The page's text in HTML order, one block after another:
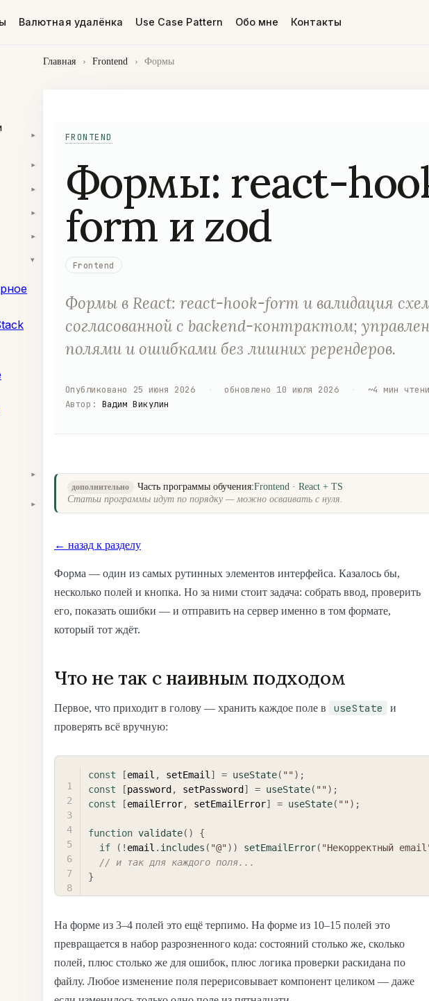
Валютная удалёнка Use Case Pattern Обо мне Контакты
▾
▾
▾
▾
▾
▾
▾
▾
Главная › Frontend › Формы
FRONTEND
Формы: react-
form и zod
Frontend
Формы в React: react-hook-form и валидация
согласованной с backend-контрактом;
полями и ошибками без лишних ререндеров.
Опубликовано 25 июня 2026 обновлено 10 июля 2026 ~4 мин
Автор : Вадим Викулин
дополнительно Часть программы обучения:Frontend · React + TS
Статьи программы идут по порядку — можно осваивать с нуля.
← назад к разделу
Форма — один из самых рутинных элементов интерфейса. Казалось бы,
несколько полей и кнопка. Но за ними стоит задача: собрать ввод, проверить
его, показать ошибки — и отправить на сервер именно в том формате,
который тот ждёт.
Что не так с наивным подходом
Первое, что приходит в голову — хранить каждое поле в useState
и
проверять всё вручную:
const [email , setEmail ] = useState( "") ;
const
[password, setPassword] = useState( "") ;
const
[emailError, setEmailError] = useState( "") ;
function validate( )
{
if
( ! email . includes ( "@") ) setEmailError( "Некорректный
// и так для каждого поля...
}
На форме из 3–4 полей это ещё терпимо. На форме из 10–15 полей это
превращается в набор разрозненного кода: состояний столько же, сколько
полей, плюс столько же для ошибок, плюс логика проверки раскидана по
файлу. Любое изменение поля перерисовывает компонент целиком — даже